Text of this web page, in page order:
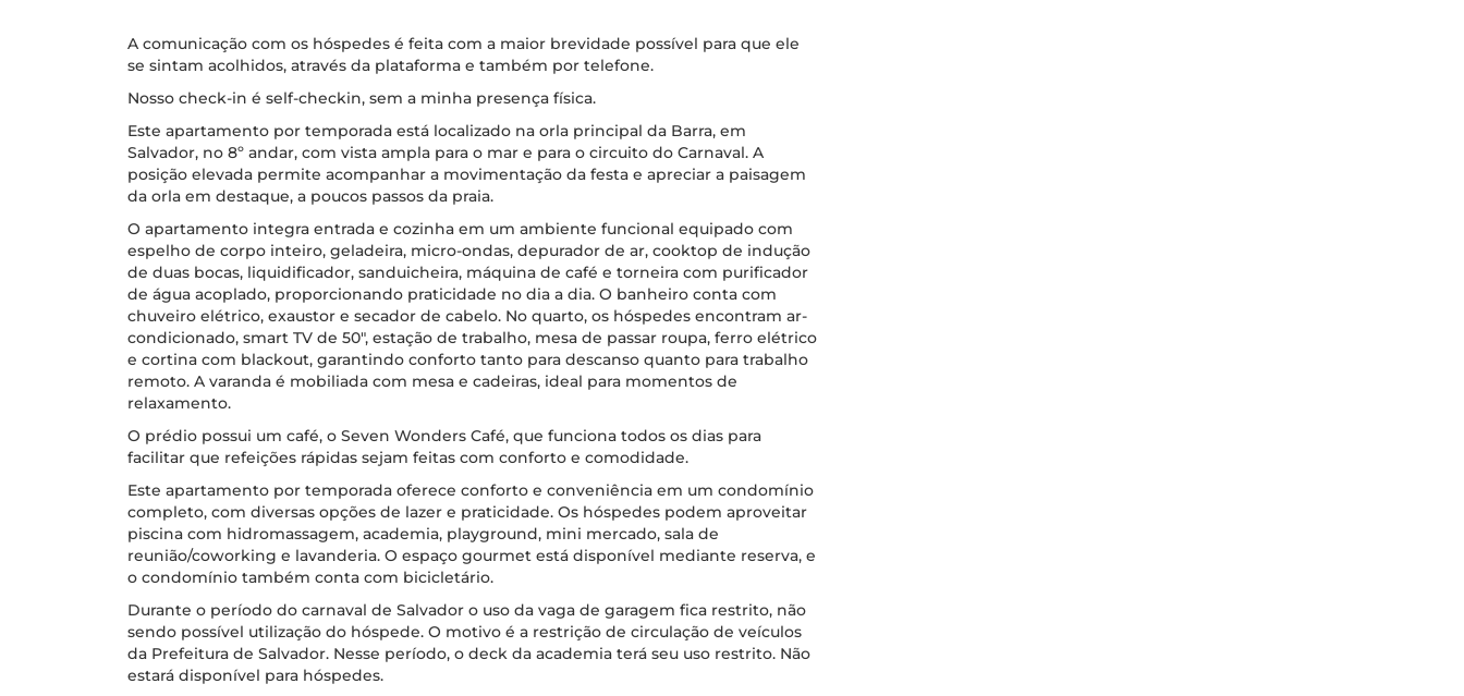
A comunicação com os hóspedes é feita com a maior brevidade possível para que ele
se sintam acolhidos, através da plataforma e também por telefone.
Nosso check-in é self-checkin, sem a minha presença física.
Este apartamento por temporada está localizado na orla principal da Barra, em
Salvador, no 8º andar, com vista ampla para o mar e para o circuito do Carnaval. A
posição elevada permite acompanhar a movimentação da festa e apreciar a paisagem
da orla em destaque, a poucos passos da praia.
O apartamento integra entrada e cozinha em um ambiente funcional equipado com
espelho de corpo inteiro, geladeira, micro-ondas, depurador de ar, cooktop de indução
de duas bocas, liquidificador, sanduicheira, máquina de café e torneira com purificador
de água acoplado, proporcionando praticidade no dia a dia. O banheiro conta com
chuveiro elétrico, exaustor e secador de cabelo. No quarto, os hóspedes encontram ar-
condicionado, smart TV de 50", estação de trabalho, mesa de passar roupa, ferro elétrico
e cortina com blackout, garantindo conforto tanto para descanso quanto para trabalho
remoto. A varanda é mobiliada com mesa e cadeiras, ideal para momentos de
relaxamento.
O prédio possui um café, o Seven Wonders Café, que funciona todos os dias para
facilitar que refeições rápidas sejam feitas com conforto e comodidade.
Este apartamento por temporada oferece conforto e conveniência em um condomínio
completo, com diversas opções de lazer e praticidade. Os hóspedes podem aproveitar
piscina com hidromassagem, academia, playground, mini mercado, sala de
reunião/coworking e lavanderia. O espaço gourmet está disponível mediante reserva, e
o condomínio também conta com bicicletário.
Durante o período do carnaval de Salvador o uso da vaga de garagem fica restrito, não
sendo possível utilização do hóspede. O motivo é a restrição de circulação de veículos
da Prefeitura de Salvador. Nesse período, o deck da academia terá seu uso restrito. Não
estará disponível para hóspedes.